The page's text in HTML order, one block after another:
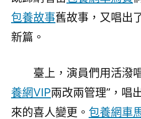
包養故事舊故事，又唱出
新篇。
臺上，演員們用活潑
養網VIP兩改兩管理”，唱
來的喜人變更。 包養網車